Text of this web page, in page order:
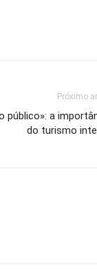
Próximo
público»: a
do turismo